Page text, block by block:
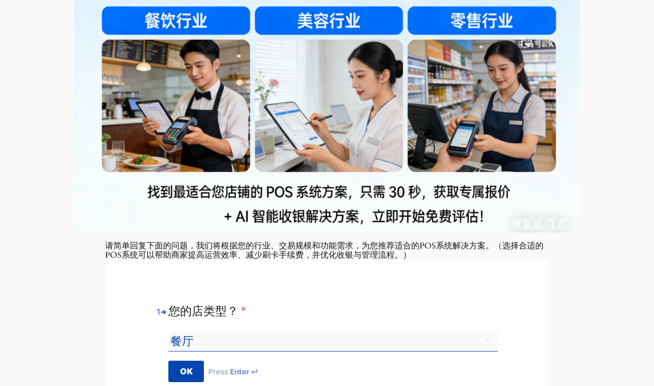
请简单回复下面的问题，我们将根据您的行业、交易规模和功能需求，为您推荐适合的POS系统解决方案。（选择合适的
POS系统可以帮助商家提高运营效率、减少刷卡手续费，并优化收银与管理流程。）
1 您的店类型？ *
OK Press Enter ↵